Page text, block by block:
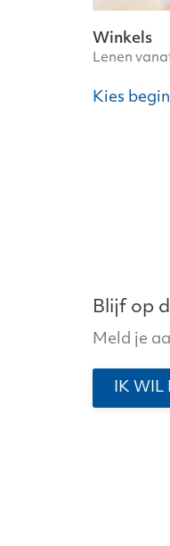
Winkels
Lenen
Kies
Blijf op
Meld je
IK